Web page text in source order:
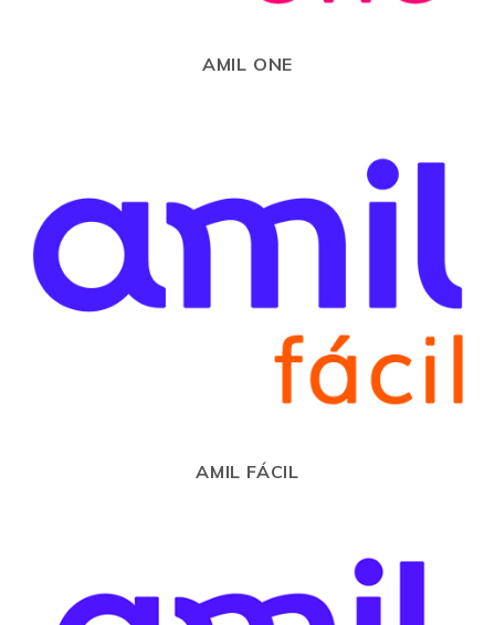
AMIL ONE
AMIL FÁCIL